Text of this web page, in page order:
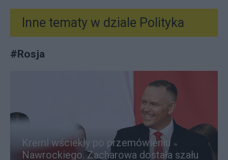
Inne tematy w dziale Polityka
#Rosja
Kreml wściekły po przemówieniu
Nawrockiego. Zacharowa dostała szału